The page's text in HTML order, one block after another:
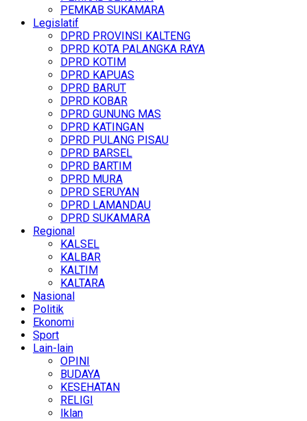
PEMKAB SUKAMARA
Legislatif
DPRD PROVINSI KALTENG
DPRD KOTA PALANGKA RAYA
DPRD KOTIM
DPRD KAPUAS
DPRD BARUT
DPRD KOBAR
DPRD GUNUNG MAS
DPRD KATINGAN
DPRD PULANG PISAU
DPRD BARSEL
DPRD BARTIM
DPRD MURA
DPRD SERUYAN
DPRD LAMANDAU
DPRD SUKAMARA
Regional
KALSEL
KALBAR
KALTIM
KALTARA
Nasional
Politik
Ekonomi
Sport
Lain-lain
OPINI
BUDAYA
KESEHATAN
RELIGI
Iklan